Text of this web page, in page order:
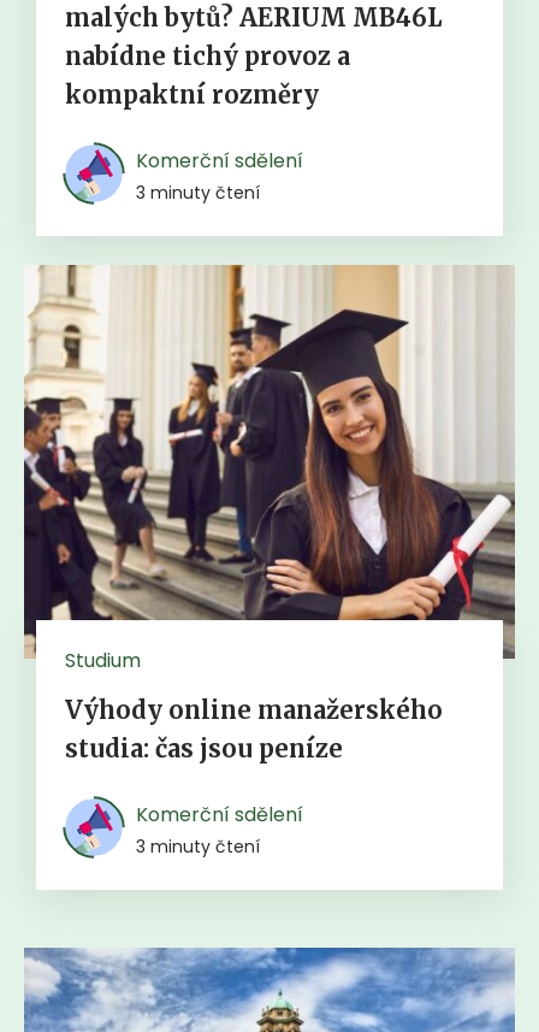
malých bytů? AERIUM MB46L
nabídne tichý provoz a
kompaktní rozměry
Komerční sdělení
3 minuty čtení
Studium
Výhody online manažerského
studia: čas jsou peníze
Komerční sdělení
3 minuty čtení